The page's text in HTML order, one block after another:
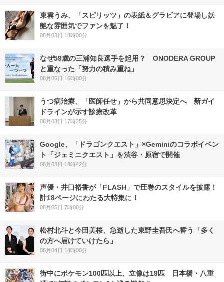
東雲うみ、「スピリッツ」の表紙＆グラビアに登場し妖
艶な雰囲気でファンを魅了！
08月03日 18時00分
なぜ59歳の三浦知良選手を起用？ ONODERA GROUP
と重なった「努力の積み重ね」
08月05日 16時00分
うつ病治療、「医師任せ」から共同意思決定へ 新ガイ
ドラインが示す診療改革
08月03日 17時25分
Google、「ドラゴンクエスト」×Geminiのコラボイベン
ト「ジェミニクエスト」を渋谷・原宿で開催
08月03日 18時42分
声優・井口裕香が「FLASH」で圧巻のスタイルを披露！
計18ページにわたる大特集に！
08月05日 7時00分
松村北斗と今田美桜、急逝した東野圭吾氏へ誓う「多く
の方へ届けていけたら」
08月04日 14時00分
街中にポケモン100匹以上、立像は19匹 日本橋・八重